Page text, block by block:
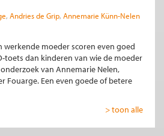
Andries de Grip Annemarie Künn-Nelen
werkende moeder scoren even goed
toets dan kinderen van wie de moeder
van Annemarie Nelen,
Fouarge. Een even goede of betere
> toon alle